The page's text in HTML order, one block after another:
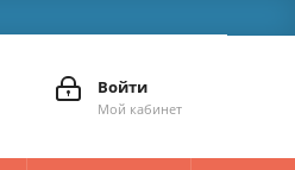
Войти
Мой кабинет